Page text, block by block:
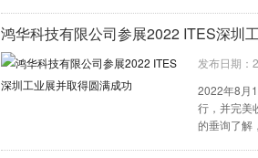
鸿华科技有限公司参展2022 ITES深圳
发布日期：
2022年8月
行，并完美
的垂询了解